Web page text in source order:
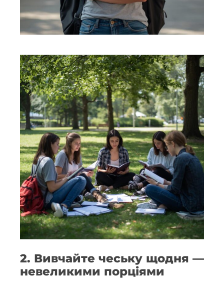
2. Вивчайте чеську щодня —
невеликими порціями